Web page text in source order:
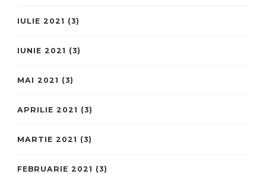
IULIE 2021 (3)
IUNIE 2021 (3)
MAI 2021 (3)
APRILIE 2021 (3)
MARTIE 2021 (3)
FEBRUARIE 2021 (3)